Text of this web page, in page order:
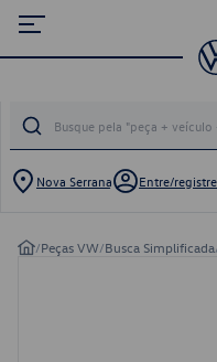
Nova Serrana Entre/
/Peças VW/Busca Simplificada